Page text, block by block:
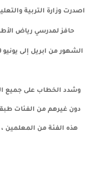
اصدرت وزارة التربية
حافز لمدرسي رياض
وشدد الخطاب على جميع
دون غيرهم من الفئات
هذه الفئة من المعلمين